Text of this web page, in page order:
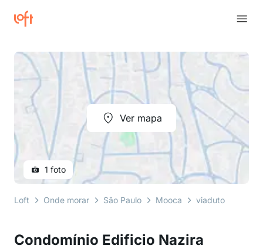
Condomínio Edificio Nazira
Ver mapa
1 foto
Loft Onde morar São Paulo Mooca viaduto